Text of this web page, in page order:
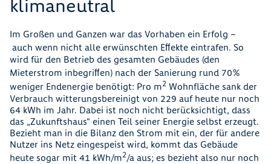
klimaneutral
Im Großen und Ganzen war das Vorhaben ein Erfolg –
auch wenn nicht alle erwünschten Eﬀekte eintrafen. So
wird für den Betrieb des gesamten Gebäudes (den
Mieterstrom inbegriﬀen) nach der Sanierung rund 70 %
weniger Endenergie benötigt: Pro m2 Wohnﬂäche sank der
Verbrauch witterungsbereinigt von 229 auf heute nur noch
64 kWh im Jahr. Dabei ist noch nicht berücksichtigt, dass
das „Zukunftshaus“ einen Teil seiner Energie selbst erzeugt.
Bezieht man in die Bilanz den Strom mit ein, der für andere
Nutzer ins Netz eingespeist wird, kommt das Gebäude
heute sogar mit 41 kWh/m2/a aus; es bezieht also nur noch